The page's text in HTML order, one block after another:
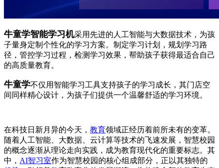
牛童学智能学习机采用先进的人工智能与大数据技术，为孩
子量身定制个性化的学习方案。制定学习计划，规划学习路
径，管控学习过程，检测学习效果，帮助孩子获得最适合自己
的高质量教育。
牛童学不仅用智能学习工具支持孩子的学习成长，其门店空
间同样精心设计，为孩子们提供一个温馨舒适的学习环境。
在科技日新月异的今天， 教育领域正经历着前所未有的变革。
随着人工智能、大数据、云计算等技术的飞速发展，智慧校园
的概念逐渐从理论走向实践，成为教育现代化的重要标志。其
中， AI智习室作为智慧校园的核心组成部分，正以其独特的